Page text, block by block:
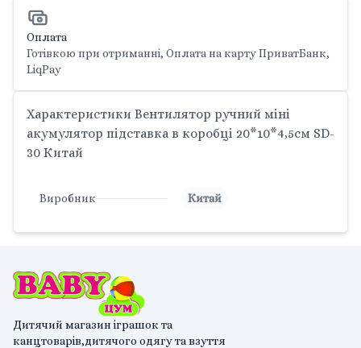
Оплата
Готівкою при отриманні, Оплата на карту ПриватБанк,
LiqPay
Характеристики Вентилятор ручний міні
акумулятор підставка в коробці 20*10*4,5см SD-
30 Китай
Виробник Китай
Дитячий магазин іграшок та
канцтоварів,дитячого одягу та взуття